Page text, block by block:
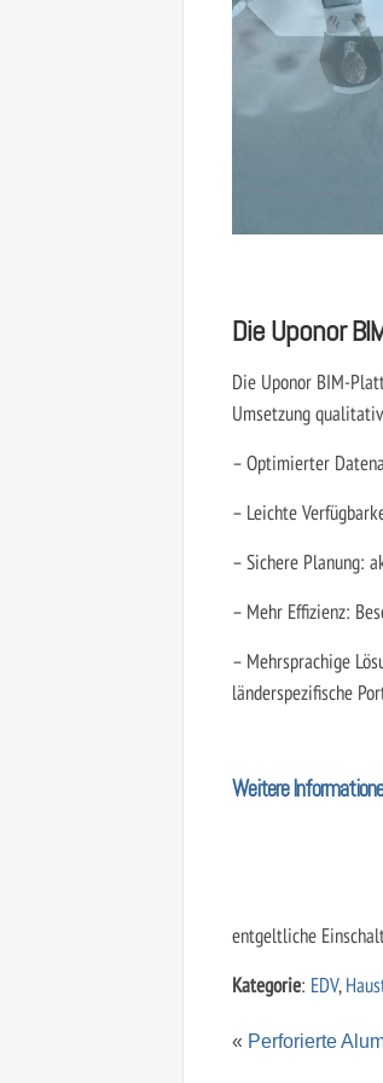
Die Uponor
Die Uponor BIM-
Umsetzung
– Optimierter
– Leichte
– Sichere Planung:
– Mehr Effizienz:
– Mehrsprachige
länderspezifische
Weitere
entgeltliche
Kategorie: EDV,
« Perforierte